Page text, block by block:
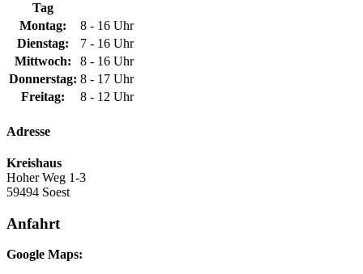
Tag
Montag:
8 - 16 Uhr
Dienstag:
7 - 16 Uhr
Mittwoch:
8 - 16 Uhr
Donnerstag: 8 - 17 Uhr
Freitag:
8 - 12 Uhr
Adresse
Kreishaus
Hoher Weg 1-3
59494 Soest
Anfahrt
Google Maps: